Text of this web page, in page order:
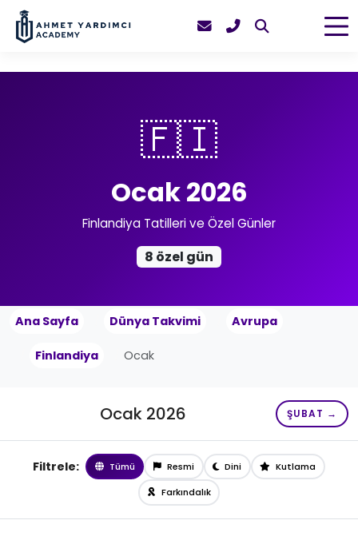
🇫🇮
Ocak 2026
Finlandiya Tatilleri ve Özel Günler
8 özel gün
Ana Sayfa Dünya Takvimi Avrupa
Finlandiya Ocak
Ocak 2026 ŞUBAT →
Filtrele: Tümü Resmi Dini Kutlama
Farkındalık